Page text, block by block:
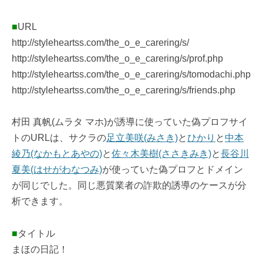
■URL
http://styleheartss.com/the_o_e_carering/s/
http://styleheartss.com/the_o_e_carering/s/prof.php
http://styleheartss.com/the_o_e_carering/s/tomodachi.php
http://styleheartss.com/the_o_e_carering/s/friends.php
村田 真帆(ムラタ マホ)が誘導に使っていた偽プロフサイ
トのURLは、サクラの足立美咲(みさき)とひかり と中本
綾乃(なかもとあやの)と佐々木美樹(ささきみき)と長谷川
夏美(はせがわなつみ)が使っていた偽プロフとドメイン
が同じでした。同じ悪質業者の詐欺的誘導のケースが分
析できます。
■タイトル
まほの日記！